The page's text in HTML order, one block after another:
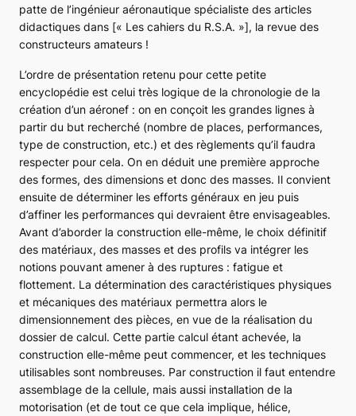
patte de l’ingénieur aéronautique spécialiste des articles
didactiques dans [« Les cahiers du R.S.A. »], la revue des
constructeurs amateurs !
L’ordre de présentation retenu pour cette petite
encyclopédie est celui très logique de la chronologie de la
création d’un aéronef : on en conçoit les grandes lignes à
partir du but recherché (nombre de places, performances,
type de construction, etc.) et des règlements qu’il faudra
respecter pour cela. On en déduit une première approche
des formes, des dimensions et donc des masses. Il convient
ensuite de déterminer les efforts généraux en jeu puis
d’affiner les performances qui devraient être envisageables.
Avant d’aborder la construction elle-même, le choix définitif
des matériaux, des masses et des profils va intégrer les
notions pouvant amener à des ruptures : fatigue et
flottement. La détermination des caractéristiques physiques
et mécaniques des matériaux permettra alors le
dimensionnement des pièces, en vue de la réalisation du
dossier de calcul. Cette partie calcul étant achevée, la
construction elle-même peut commencer, et les techniques
utilisables sont nombreuses. Par construction il faut entendre
assemblage de la cellule, mais aussi installation de la
motorisation (et de tout ce que cela implique, hélice,